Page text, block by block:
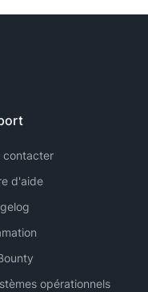
contacter
d'aide
opérationnels